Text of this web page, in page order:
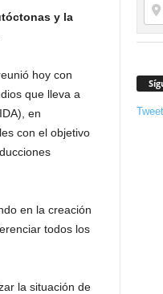
y la
hoy con
que lleva a
en
con el objetivo
en la creación
todos los
la situación de